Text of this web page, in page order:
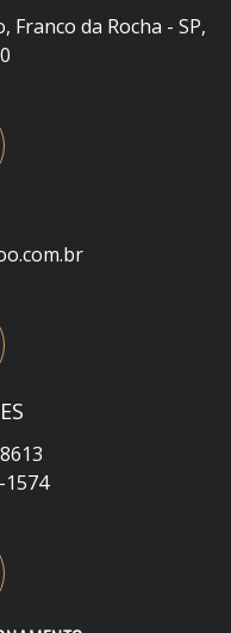
Franco da Rocha - SP,
1574